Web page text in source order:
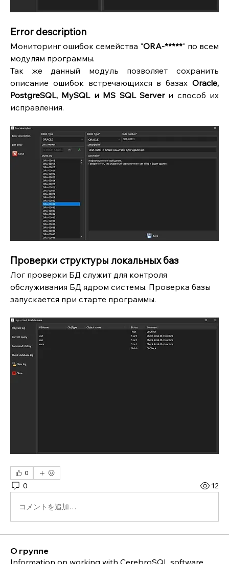
Error description
Мониторинг ошибок семейства "ORA-*****" по всем
модулям программы.
Так же данный модуль позволяет сохранить
описание ошибок встречающихся в базах Oracle,
PostgreSQL, MySQL и MS SQL Server и способ их
исправления.
Проверки структуры локальных баз
Лог проверки БД служит для контроля
обслуживания БД ядром системы. Проверка базы
запускается при старте программы.
0
0 12
コメントを追加…
О группе